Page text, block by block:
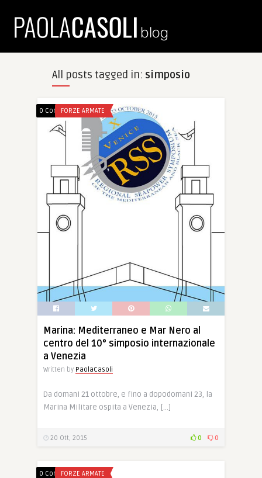
All posts tagged in: simposio
0 CommentsFORZE ARMATE
Marina: Mediterraneo e Mar Nero al
centro del 10° simposio internazionale
a Venezia
Written by PaolaCasoli
Da domani 21 ottobre, e fino a dopodomani 23, la
Marina Militare ospita a Venezia, […]
20 Ott, 2015 0 0
0 CommentsFORZE ARMATE